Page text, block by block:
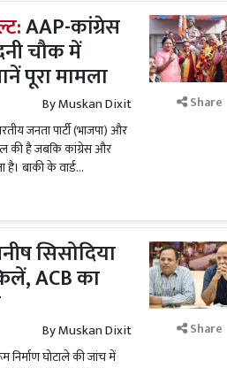
AAP-कांग्रेस
चौक में
पूरा मामला
ByMuskan Dixit
जनता पार्टी (भाजपा) और
की है जबकि कांग्रेस और
बाकी के वार्ड...
Share
सिसोदिया
ACB का
ByMuskan Dixit
निर्माण घोटाले की जांच में
Share